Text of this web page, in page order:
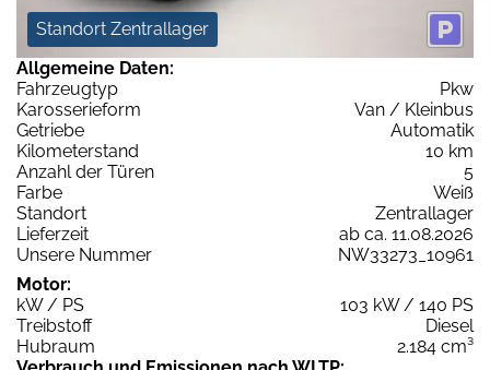
Standort Zentrallager
Allgemeine Daten:
Fahrzeugtyp
Pkw
Karosserieform
Van / Kleinbus
Getriebe
Automatik
Kilometerstand
10 km
Anzahl der Türen
5
Farbe
Weiß
Standort
Zentrallager
Lieferzeit
ab ca. 11.08.2026
Unsere Nummer
NW33273_10961
Motor:
kW / PS
103 kW / 140 PS
Treibstoff
Diesel
Hubraum
2.184 cm³